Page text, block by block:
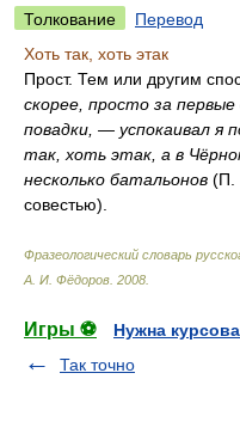
Толкование
Перевод
Хоть так, хоть этак
Прост. Тем или другим
скорее, просто за
повадки, — успокаивал я
так, хоть этак, а в
несколько батальонов (П.
совестью).
Фразеологический словарь
А. И. Фёдоров 2008
Игры ⚽
Нужна
Так точно